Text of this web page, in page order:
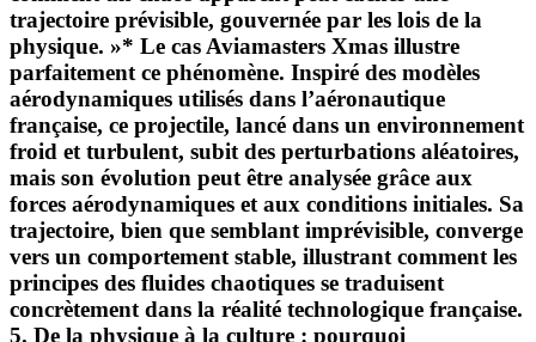
trajectoire prévisible, gouvernée par les lois de la
physique. »* Le cas Aviamasters Xmas illustre
parfaitement ce phénomène. Inspiré des modèles
aérodynamiques utilisés dans l’aéronautique
française, ce projectile, lancé dans un environnement
froid et turbulent, subit des perturbations aléatoires,
mais son évolution peut être analysée grâce aux
forces aérodynamiques et aux conditions initiales. Sa
trajectoire, bien que semblant imprévisible, converge
vers un comportement stable, illustrant comment les
principes des fluides chaotiques se traduisent
concrètement dans la réalité technologique française.
5. De la physique à la culture : pourquoi